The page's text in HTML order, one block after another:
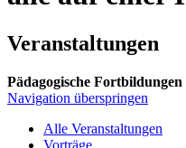
Veranstaltungen
Pädagogische Fortbildungen
Navigation überspringen
Alle Veranstaltungen
Vorträge